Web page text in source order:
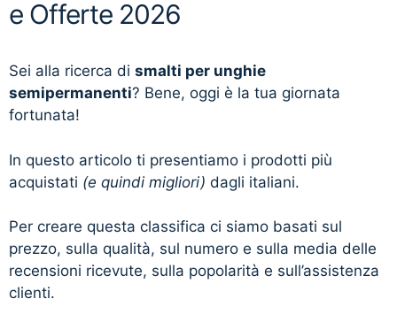
e Offerte 2026
Sei alla ricerca di smalti per unghie
semipermanenti? Bene, oggi è la tua giornata
fortunata!
In questo articolo ti presentiamo i prodotti più
acquistati (e quindi migliori) dagli italiani.
Per creare questa classifica ci siamo basati sul
prezzo, sulla qualità, sul numero e sulla media delle
recensioni ricevute, sulla popolarità e sull’assistenza
clienti.